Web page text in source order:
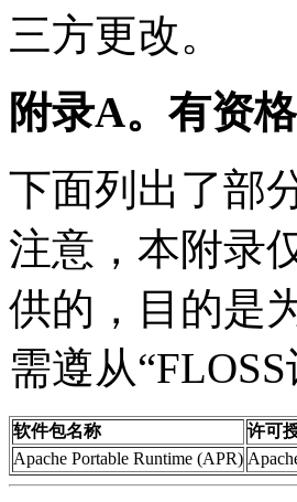
三方更改。
附录A。有资
下面列出了部
注意，本附录
供的，目的是
需遵从“FLOSS
软件包名称
许可
Apache Portable Runtime (APR)